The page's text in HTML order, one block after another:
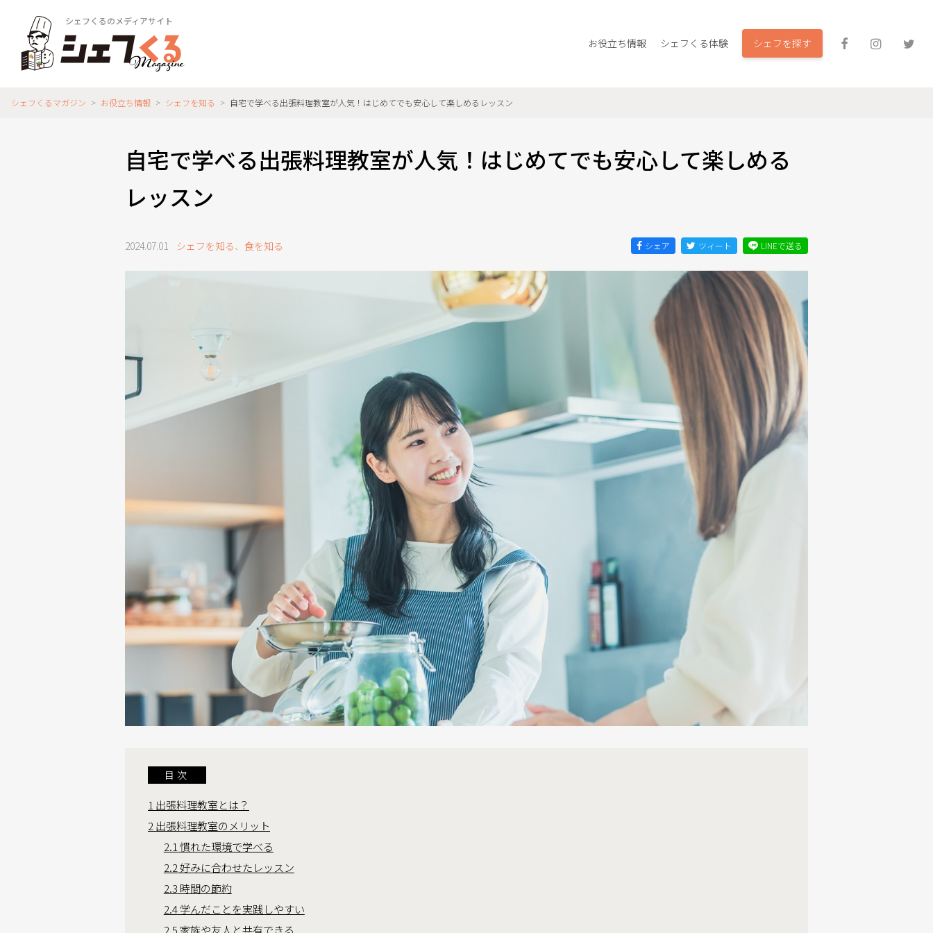
シェフくるのメディアサイト
お役立ち情報 シェフくる体験 シェフを探す
シェフくるマガジン > お役立ち情報 > シェフを知る > 自宅で学べる出張料理教室が人気！はじめてでも安心して楽しめるレッスン
自宅で学べる出張料理教室が人気！はじめてでも安心して楽しめる
レッスン
2024.07.01 シェフを知る、 食を知る シェア ツィート LINEで送る
目次
1出張料理教室とは？
2出張料理教室のメリット
2.1慣れた環境で学べる
2.2好みに合わせたレッスン
2.3 時間の節約
2.4学んだことを実践しやすい
2.5家族や友人と共有できる